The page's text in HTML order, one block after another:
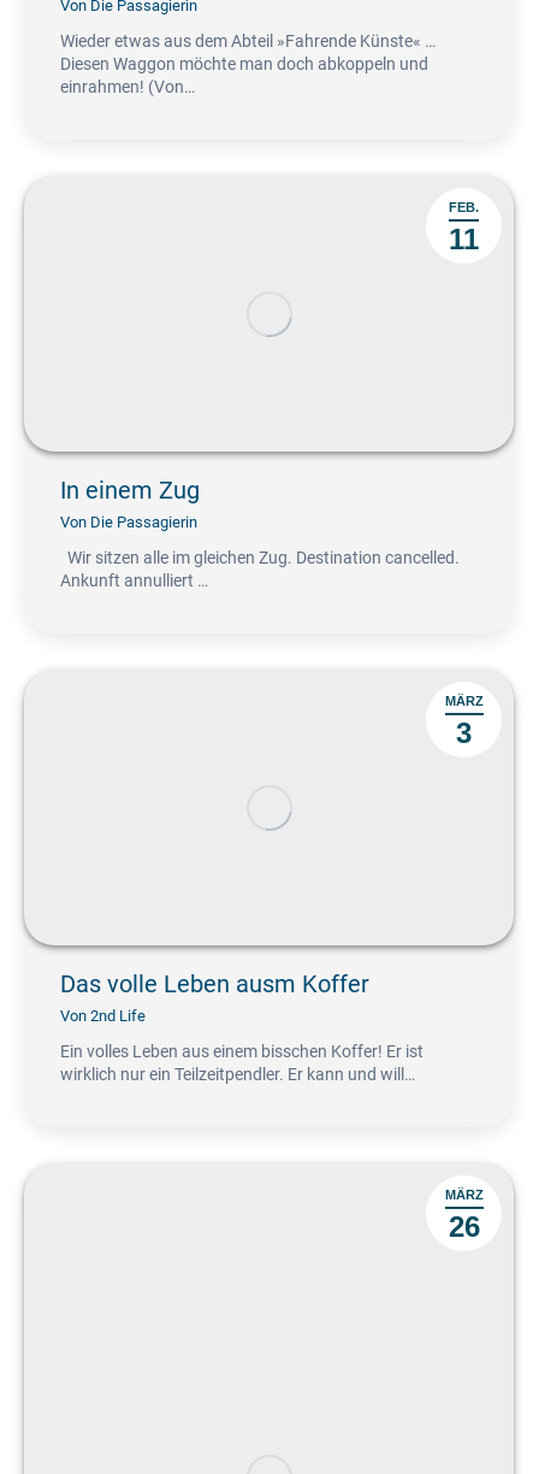
Von Die Passagierin
Wieder etwas aus dem Abteil »Fahrende Künste« …
Diesen Waggon möchte man doch abkoppeln und
einrahmen! (Von…
FEB.
11
In einem Zug
Von Die Passagierin
Wir sitzen alle im gleichen Zug. Destination cancelled.
Ankunft annulliert …
MÄRZ
3
Das volle Leben ausm Koffer
Von 2nd Life
Ein volles Leben aus einem bisschen Koffer! Er ist
wirklich nur ein Teilzeitpendler. Er kann und will…
MÄRZ
26